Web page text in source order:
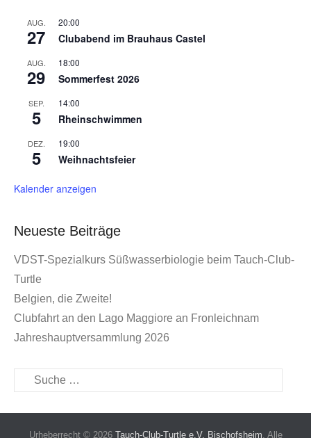
AUG.
27
20:00
Clubabend im Brauhaus Castel
AUG.
29
18:00
Sommerfest 2026
SEP.
5
14:00
Rheinschwimmen
DEZ.
5
19:00
Weihnachtsfeier
Kalender anzeigen
Neueste Beiträge
VDST-Spezialkurs Süßwasserbiologie beim Tauch-Club-
Turtle
Belgien, die Zweite!
Clubfahrt an den Lago Maggiore an Fronleichnam
Jahreshauptversammlung 2026
Suche
Urheberrecht © 2026 Tauch-Club-Turtle e.V. Bischofsheim. Alle